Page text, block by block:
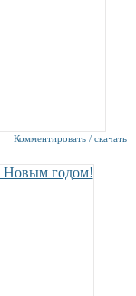
Комментировать / скачать